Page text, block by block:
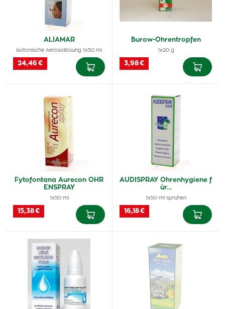
ALIAMAR
isotonische Aerosollösung 1x50 ml
24,46 €
Burow-Ohrentropfen
1x20 g
3,98 €
Fytofontana Aurecon OHR
ENSPRAY
1x50 ml
15,38 €
AUDISPRAY Ohrenhygiene f
ür…
1x50 ml sprühen
16,18 €